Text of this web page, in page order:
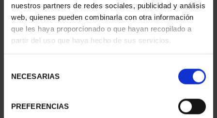
nuestros partners de redes sociales, publicidad y análisis
web, quienes pueden combinarla con otra información
que les haya proporcionado o que hayan recopilado a
partir del uso que haya hecho de sus servicios.
NECESARIAS
PREFERENCIAS
PATRIMONIO
NACIONAL II - PALACIO
CIUDADES PATRIMONIO
- CÁCERES